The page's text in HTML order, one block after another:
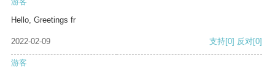
Hello, Greetings fr
2022-02-09 支持[0] 反对[0]
游客